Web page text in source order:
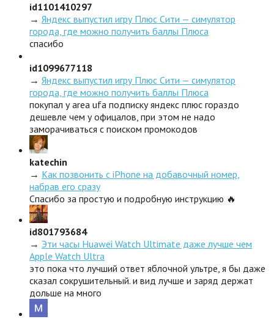
id1101410297
→ Яндекс выпустил игру Плюс Сити — симулятор
города, где можно получить баллы Плюса
спасибо
id1099677118
→ Яндекс выпустил игру Плюс Сити — симулятор
города, где можно получить баллы Плюса
покупал у area ufa подписку яндекс плюс гораздо
дешевле чем у офицалов, при этом не надо
заморачиваться с поиском промокодов
katechin
→ Как позвонить с iPhone на добавочный номер,
набрав его сразу
Спасибо за простую и подробную инструкцию 🔥
id801793684
→ Эти часы Huawei Watch Ultimate даже лучше чем
Apple Watch Ultra
это пока что лучший ответ яблочной ультре, я бы даже
сказал сокрушительный. и вид лучше и заряд держат
дольше на много